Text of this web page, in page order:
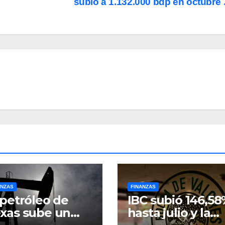
de
sube un
FINANZAS
IBC subió
hasta julio y la